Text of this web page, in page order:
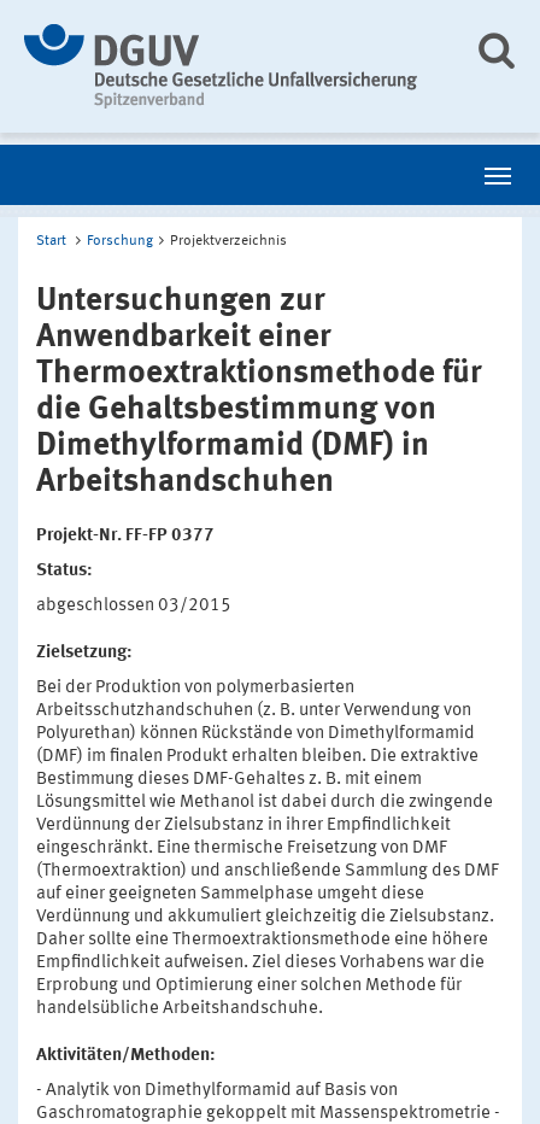
Start Forschung Projektverzeichnis
Untersuchungen zur
Anwendbarkeit einer
Thermoextraktionsmethode für
die Gehaltsbestimmung von
Dimethylformamid (DMF) in
Arbeitshandschuhen
Projekt-Nr. FF-FP 0377
Status:
abgeschlossen 03/2015
Zielsetzung:
Bei der Produktion von polymerbasierten
Arbeitsschutzhandschuhen (z. B. unter Verwendung von
Polyurethan) können Rückstände von Dimethylformamid
(DMF) im finalen Produkt erhalten bleiben. Die extraktive
Bestimmung dieses DMF-Gehaltes z. B. mit einem
Lösungsmittel wie Methanol ist dabei durch die zwingende
Verdünnung der Zielsubstanz in ihrer Empfindlichkeit
eingeschränkt. Eine thermische Freisetzung von DMF
(Thermoextraktion) und anschließende Sammlung des DMF
auf einer geeigneten Sammelphase umgeht diese
Verdünnung und akkumuliert gleichzeitig die Zielsubstanz.
Daher sollte eine Thermoextraktionsmethode eine höhere
Empfindlichkeit aufweisen. Ziel dieses Vorhabens war die
Erprobung und Optimierung einer solchen Methode für
handelsübliche Arbeitshandschuhe.
Aktivitäten/Methoden:
- Analytik von Dimethylformamid auf Basis von
Gaschromatographie gekoppelt mit Massenspektrometrie -